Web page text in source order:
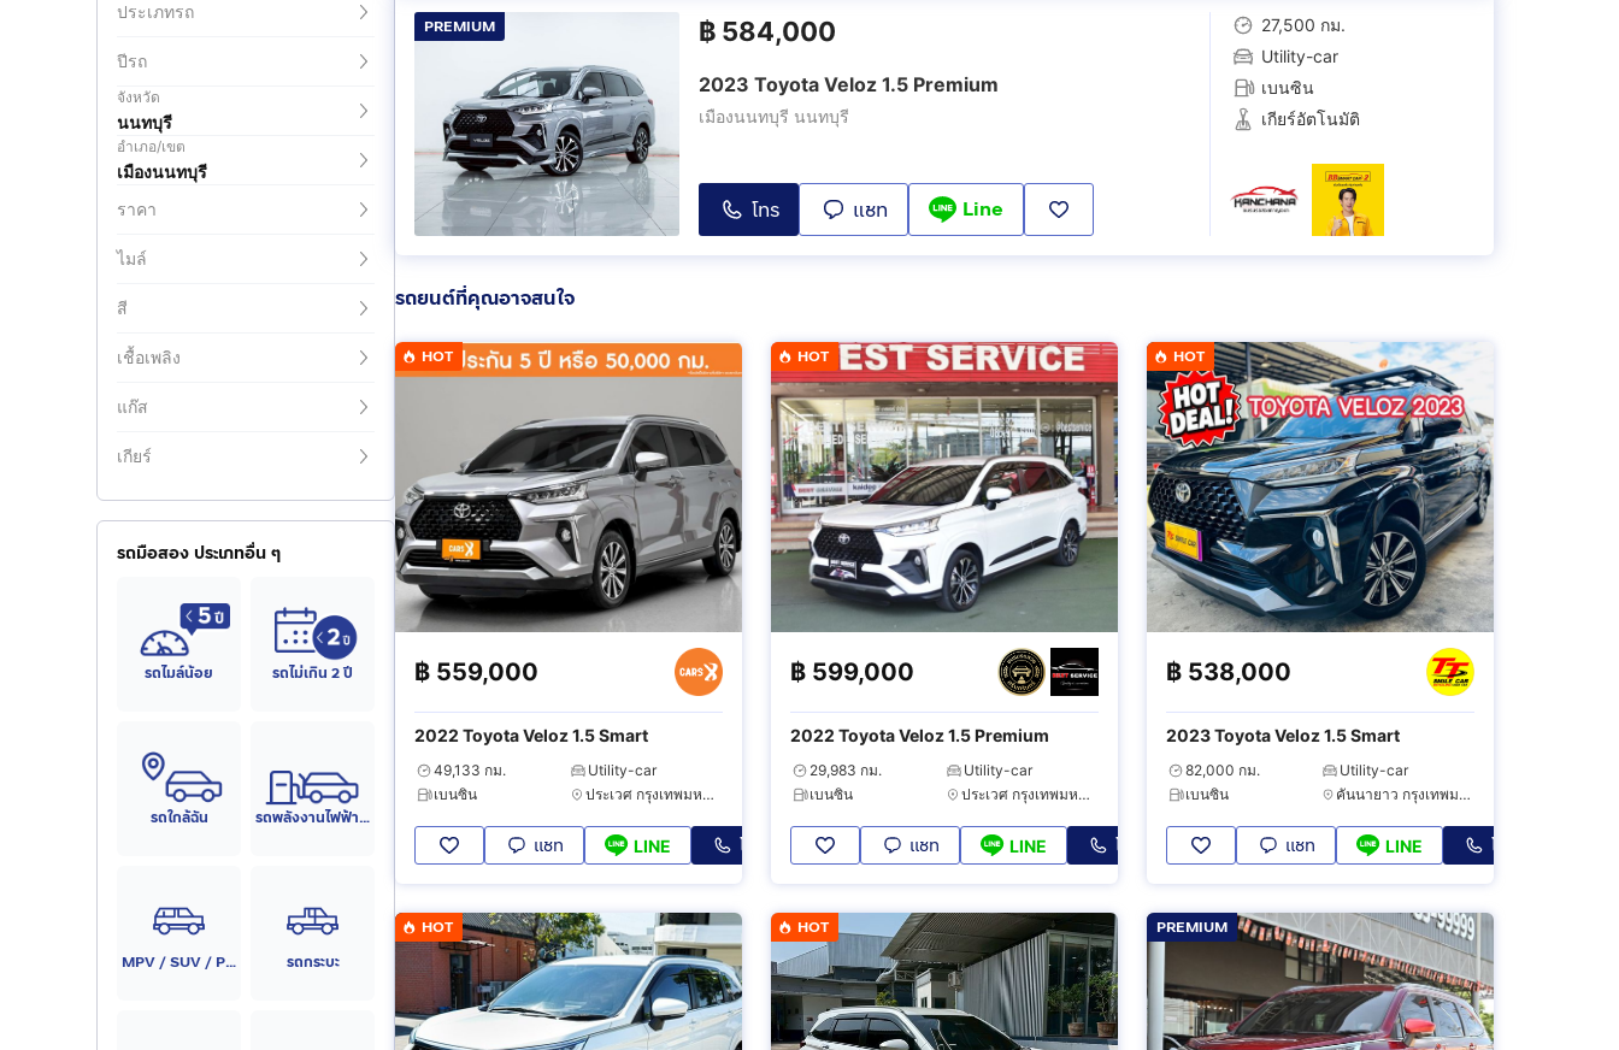
ประเภทรถ
ปีรถ
จังหวัด
นนทบุรี
อำเภอ/เขต
เมืองนนทบุรี
ราคา
ไมล์
สี
เชื้อเพลิง
แก๊ส
เกียร์
รถมือสอง ประเภทอื่น ๆ
รถไมล์น้อย รถไม่เกิน 2 ปี
รถใกล้ฉัน รถพลังงานไฟฟ้า (EV)
MPV / SUV / PPV รถกระบะ
PREMIUM ฿ 584,000
2023 Toyota Veloz 1.5 Premium
เมืองนนทบุรี นนทบุรี
โทร แชท Line
27,500 กม.
Utility-car
เบนซิน
เกียร์อัตโนมัติ
รถยนต์ที่คุณอาจสนใจ
HOT
฿ 559,000
2022 Toyota Veloz 1.5 Smart
49,133 กม.
Utility-car
เบนซิน
ประเวศ กรุงเทพมหานคร
แชท LINE โทร
HOT
฿ 599,000
2022 Toyota Veloz 1.5 Premium
29,983 กม.
Utility-car
เบนซิน
ประเวศ กรุงเทพมหานคร
แชท LINE โทร
HOT
฿ 538,000
2023 Toyota Veloz 1.5 Smart
82,000 กม.
Utility-car
เบนซิน
คันนายาว กรุงเทพมหานคร
แชท LINE โทร
HOT HOT PREMIUM